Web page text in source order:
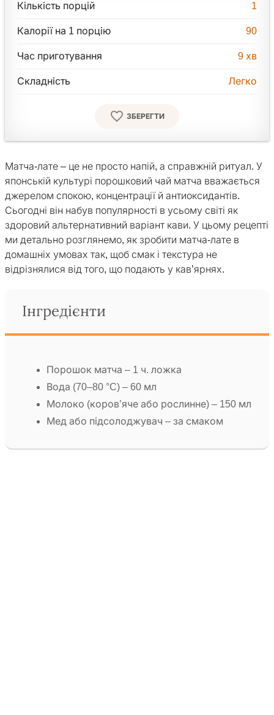
Кількість порцій 1
Калорії на 1 порцію 90
Час приготування 9 хв
Складність Легко
ЗБЕРЕГТИ
Матча-лате – це не просто напій, а справжній ритуал. У
японській культурі порошковий чай матча вважається
джерелом спокою, концентрації й антиоксидантів.
Сьогодні він набув популярності в усьому світі як
здоровий альтернативний варіант кави. У цьому рецепті
ми детально розглянемо, як зробити матча-лате в
домашніх умовах так, щоб смак і текстура не
відрізнялися від того, що подають у кав’ярнях.
Інгредієнти
Порошок матча – 1 ч. ложка
Вода (70–80 °C) – 60 мл
Молоко (коров’яче або рослинне) – 150 мл
Мед або підсолоджувач – за смаком